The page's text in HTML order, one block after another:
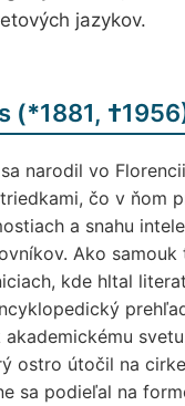
jazykov.
(*1881, †
narodil vo
čo v ňom
a snahu
Ako samouk
kde hltal
ostro útočil na
sa podieľal na